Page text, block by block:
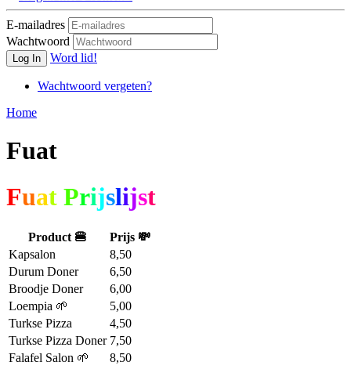
E-mailadres
Wachtwoord
Log In Word lid!
Wachtwoord vergeten?
Home
Fuat
Fuat Prijslijst
Product 🍔
Prijs 💸
Kapsalon
8,50
Durum Doner
6,50
Broodje Doner
6,00
Loempia 🌱
5,00
Turkse Pizza
4,50
Turkse Pizza Doner 7,50
Falafel Salon 🌱
8,50